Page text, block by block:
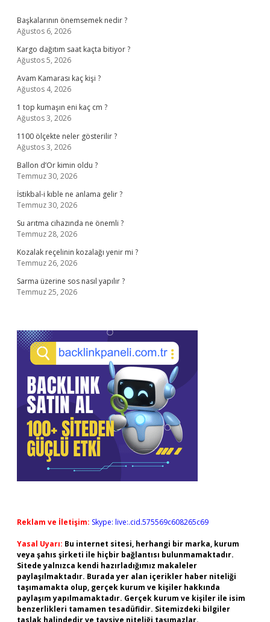
Başkalarının önemsemek nedir ?
Ağustos 6, 2026
Kargo dağıtım saat kaçta bitiyor ?
Ağustos 5, 2026
Avam Kamarası kaç kişi ?
Ağustos 4, 2026
1 top kumaşın eni kaç cm ?
Ağustos 3, 2026
1100 ölçekte neler gösterilir ?
Ağustos 3, 2026
Ballon d’Or kimin oldu ?
Temmuz 30, 2026
İstikbal-i kıble ne anlama gelir ?
Temmuz 30, 2026
Su arıtma cihazında ne önemli ?
Temmuz 28, 2026
Kozalak reçelinin kozalağı yenir mi ?
Temmuz 26, 2026
Sarma üzerine sos nasıl yapılır ?
Temmuz 25, 2026
Reklam ve İletişim: Skype: live:.cid.575569c608265c69
Yasal Uyarı: Bu internet sitesi, herhangi bir marka, kurum
veya şahıs şirketi ile hiçbir bağlantısı bulunmamaktadır.
Sitede yalnızca kendi hazırladığımız makaleler
paylaşılmaktadır. Burada yer alan içerikler haber niteliği
taşımamakta olup, gerçek kurum ve kişiler hakkında
paylaşım yapılmamaktadır. Gerçek kurum ve kişiler ile isim
benzerlikleri tamamen tesadüfidir. Sitemizdeki bilgiler
taslak halindedir ve tavsiye niteliği taşımazlar.